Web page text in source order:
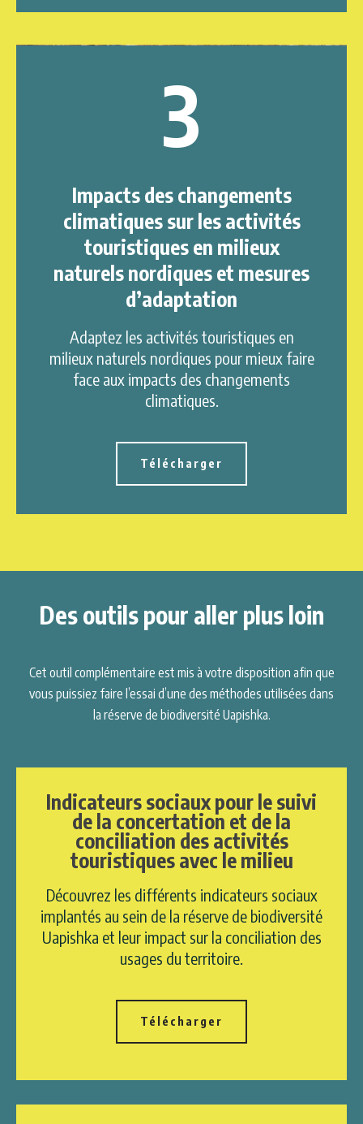
3
Impacts des changements
climatiques sur les activités
touristiques en milieux
naturels nordiques et mesures
d’adaptation
Adaptez les activités touristiques en
milieux naturels nordiques pour mieux faire
face aux impacts des changements
climatiques.
Télécharger
Des outils pour aller plus loin
Cet outil complémentaire est mis à votre disposition afin que
vous puissiez faire l’essai d’une des méthodes utilisées dans
la réserve de biodiversité Uapishka.
Indicateurs sociaux pour le suivi
de la concertation et de la
conciliation des activités
touristiques avec le milieu
Découvrez les différents indicateurs sociaux
implantés au sein de la réserve de biodiversité
Uapishka et leur impact sur la conciliation des
usages du territoire.
Télécharger